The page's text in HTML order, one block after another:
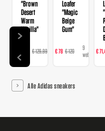
"Brown
Desert
Warm
Vanilla"
€ 129,99
14
webshops
Loafer
"Magic
Beige
Gum"
€ 78 € 120
9
webshops
€
Alle Adidas sneakers